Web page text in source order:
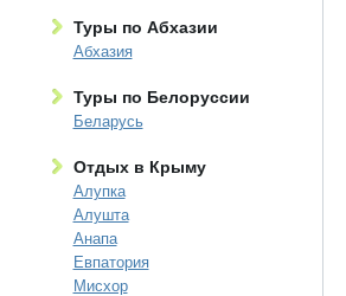
Туры по Абхазии
Абхазия
Туры по Белоруссии
Беларусь
Отдых в Крыму
Алупка
Алушта
Анапа
Евпатория
Мисхор